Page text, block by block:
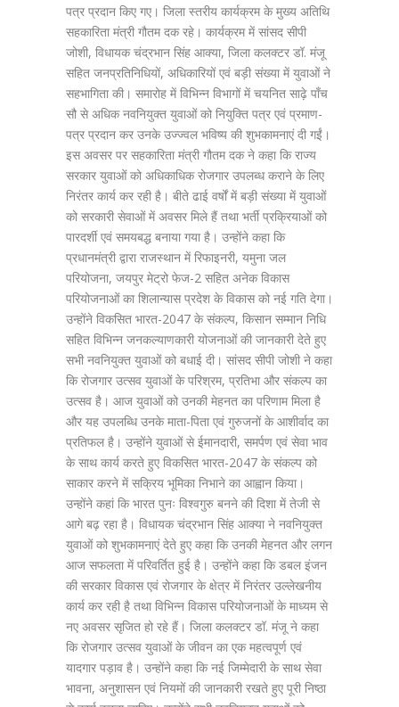
पत्र प्रदान किए गए। जिला स्तरीय कार्यक्रम के मुख्य अतिथि
सहकारिता मंत्री गौतम दक रहे। कार्यक्रम में सांसद सीपी
जोशी, विधायक चंद्रभान सिंह आक्या, जिला कलक्टर डॉ. मंजू
सहित जनप्रतिनिधियों, अधिकारियों एवं बड़ी संख्या में युवाओं ने
सहभागिता की। समारोह में विभिन्न विभागों में चयनित साढ़े पाँच
सौ से अधिक नवनियुक्त युवाओं को नियुक्ति पत्र एवं प्रमाण-
पत्र प्रदान कर उनके उज्ज्वल भविष्य की शुभकामनाएं दी गईं।
इस अवसर पर सहकारिता मंत्री गौतम दक ने कहा कि राज्य
सरकार युवाओं को अधिकाधिक रोजगार उपलब्ध कराने के लिए
निरंतर कार्य कर रही है। बीते ढाई वर्षों में बड़ी संख्या में युवाओं
को सरकारी सेवाओं में अवसर मिले हैं तथा भर्ती प्रक्रियाओं को
पारदर्शी एवं समयबद्ध बनाया गया है। उन्होंने कहा कि
प्रधानमंत्री द्वारा राजस्थान में रिफाइनरी, यमुना जल
परियोजना, जयपुर मेट्रो फेज-2 सहित अनेक विकास
परियोजनाओं का शिलान्यास प्रदेश के विकास को नई गति देगा।
उन्होंने विकसित भारत-2047 के संकल्प, किसान सम्मान निधि
सहित विभिन्न जनकल्याणकारी योजनाओं की जानकारी देते हुए
सभी नवनियुक्त युवाओं को बधाई दी। सांसद सीपी जोशी ने कहा
कि रोजगार उत्सव युवाओं के परिश्रम, प्रतिभा और संकल्प का
उत्सव है। आज युवाओं को उनकी मेहनत का परिणाम मिला है
और यह उपलब्धि उनके माता-पिता एवं गुरुजनों के आशीर्वाद का
प्रतिफल है। उन्होंने युवाओं से ईमानदारी, समर्पण एवं सेवा भाव
के साथ कार्य करते हुए विकसित भारत-2047 के संकल्प को
साकार करने में सक्रिय भूमिका निभाने का आह्वान किया।
उन्होंने कहां कि भारत पुनः विश्वगुरु बनने की दिशा में तेजी से
आगे बढ़ रहा है। विधायक चंद्रभान सिंह आक्या ने नवनियुक्त
युवाओं को शुभकामनाएं देते हुए कहा कि उनकी मेहनत और लगन
आज सफलता में परिवर्तित हुई है। उन्होंने कहा कि डबल इंजन
की सरकार विकास एवं रोजगार के क्षेत्र में निरंतर उल्लेखनीय
कार्य कर रही है तथा विभिन्न विकास परियोजनाओं के माध्यम से
नए अवसर सृजित हो रहे हैं। जिला कलक्टर डॉ. मंजू ने कहा
कि रोजगार उत्सव युवाओं के जीवन का एक महत्वपूर्ण एवं
यादगार पड़ाव है। उन्होंने कहा कि नई जिम्मेदारी के साथ सेवा
भावना, अनुशासन एवं नियमों की जानकारी रखते हुए पूरी निष्ठा